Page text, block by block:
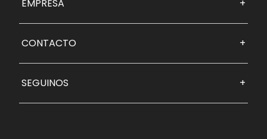
EMPRESA +
CONTACTO +
SEGUINOS +